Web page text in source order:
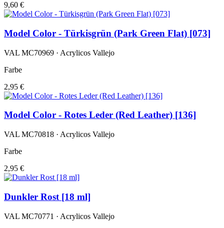
9,60 €
Model Color - Türkisgrün (Park Green Flat) [073]
VAL MC70969 · Acrylicos Vallejo
Farbe
2,95 €
Model Color - Rotes Leder (Red Leather) [136]
VAL MC70818 · Acrylicos Vallejo
Farbe
2,95 €
Dunkler Rost [18 ml]
VAL MC70771 · Acrylicos Vallejo